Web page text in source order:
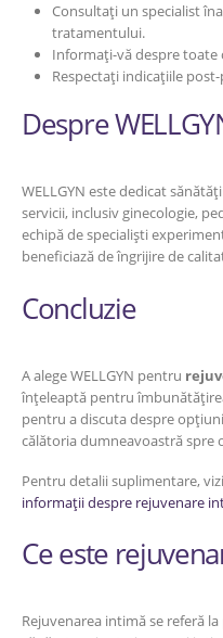
Consultați un specialist
tratamentului.
Informați-vă despre
Respectați indicațiile
Despre
WELLGYN este dedicat
servicii, inclusiv ginecologie,
echipă de specialiști
beneficiază de îngrijire de
Concluzie
A alege WELLGYN pentru
înțeleaptă pentru
pentru a discuta despre
călătoria dumneavoastră spre
Pentru detalii suplimentare,
informații despre rejuvenare
Ce este
Rejuvenarea intimă se referă